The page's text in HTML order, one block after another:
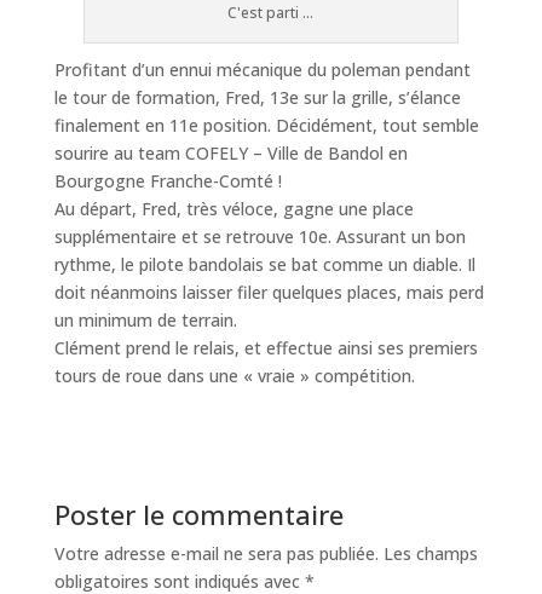
C'est parti ...
Profitant d’un ennui mécanique du poleman pendant
le tour de formation, Fred, 13e sur la grille, s’élance
finalement en 11e position. Décidément, tout semble
sourire au team COFELY – Ville de Bandol en
Bourgogne Franche-Comté !
Au départ, Fred, très véloce, gagne une place
supplémentaire et se retrouve 10e. Assurant un bon
rythme, le pilote bandolais se bat comme un diable. Il
doit néanmoins laisser filer quelques places, mais perd
un minimum de terrain.
Clément prend le relais, et effectue ainsi ses premiers
tours de roue dans une « vraie » compétition.
Poster le commentaire
Votre adresse e-mail ne sera pas publiée. Les champs
obligatoires sont indiqués avec *